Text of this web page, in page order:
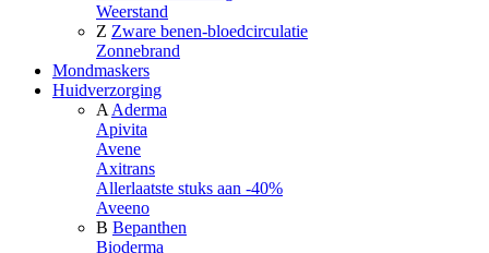
Weerstand
Z Zware benen-bloedcirculatie
Zonnebrand
Mondmaskers
Huidverzorging
A Aderma
Apivita
Avene
Axitrans
Allerlaatste stuks aan -40%
Aveeno
B Bepanthen
Bioderma